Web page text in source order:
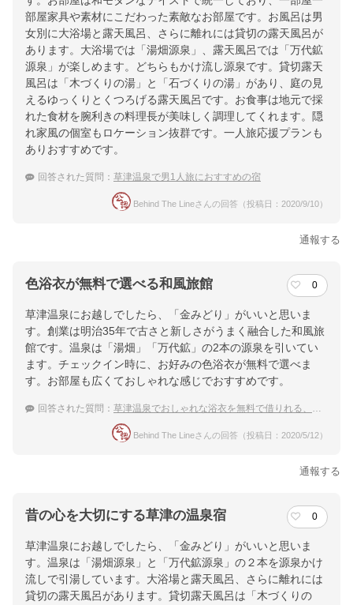
部屋家具や素材にこだわった素敵なお部屋です。お風呂は男
女別に大浴場と露天風呂、さらに離れには貸切の露天風呂が
あります。大浴場では「湯畑源泉」、露天風呂では「万代鉱
源泉」が楽しめます。どちらもかけ流し源泉です。貸切露天
風呂は「木づくりの湯」と「石づくりの湯」があり、庭の見
えるゆっくりとくつろげる露天風呂です。お食事は地元で採
れた食材を腕利きの料理長が美味しく調理してくれます。隠
れ家風の個室もロケーション抜群です。一人旅応援プランも
ありおすすめです。
回答された質問： 草津温泉で男1人旅におすすめの宿
Behind The Lineさんの回答（投稿日：2020/9/10）
通報する
色浴衣が無料で選べる和風旅館 0
草津温泉にお越しでしたら、「金みどり」がいいと思いま
す。創業は明治35年で古さと新しさがうまく融合した和風旅
館です。温泉は「湯畑」「万代鉱」の2本の源泉を引いてい
ます。チェックイン時に、お好みの色浴衣が無料で選べま
す。お部屋も広くておしゃれな感じでおすすめです。
回答された質問： 草津温泉でおしゃれな浴衣を無料で借りれる、女子旅向きの宿はありますか？
Behind The Lineさんの回答（投稿日：2020/5/12）
通報する
昔の心を大切にする草津の温泉宿 0
草津温泉にお越しでしたら、「金みどり」がいいと思いま
す。温泉は「湯畑源泉」と「万代鉱源泉」の２本を源泉かけ
流しで引湯しています。大浴場と露天風呂、さらに離れには
貸切の露天風呂があります。貸切露天風呂は「木づくりの